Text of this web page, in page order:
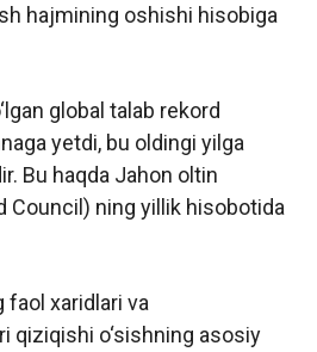
hajmining oshishi hisobiga
global talab rekord
yetdi, bu oldingi yilga
Bu haqda Jahon oltin
Council) ning yillik hisobotida
faol xaridlari va
qiziqishi o‘sishning asosiy